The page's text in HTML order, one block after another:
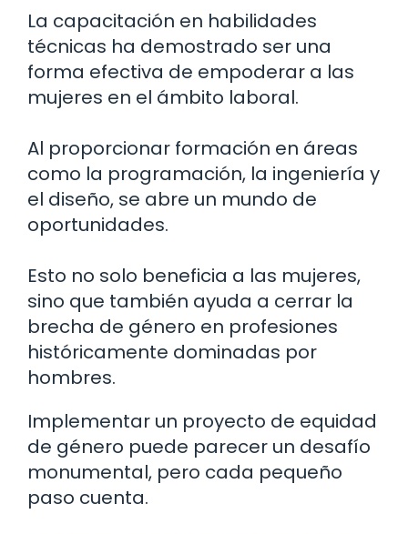
La capacitación en habilidades
técnicas ha demostrado ser una
forma efectiva de empoderar a las
mujeres en el ámbito laboral.
Al proporcionar formación en áreas
como la programación, la ingeniería y
el diseño, se abre un mundo de
oportunidades.
Esto no solo beneficia a las mujeres,
sino que también ayuda a cerrar la
brecha de género en profesiones
históricamente dominadas por
hombres.
Implementar un proyecto de equidad
de género puede parecer un desafío
monumental, pero cada pequeño
paso cuenta.